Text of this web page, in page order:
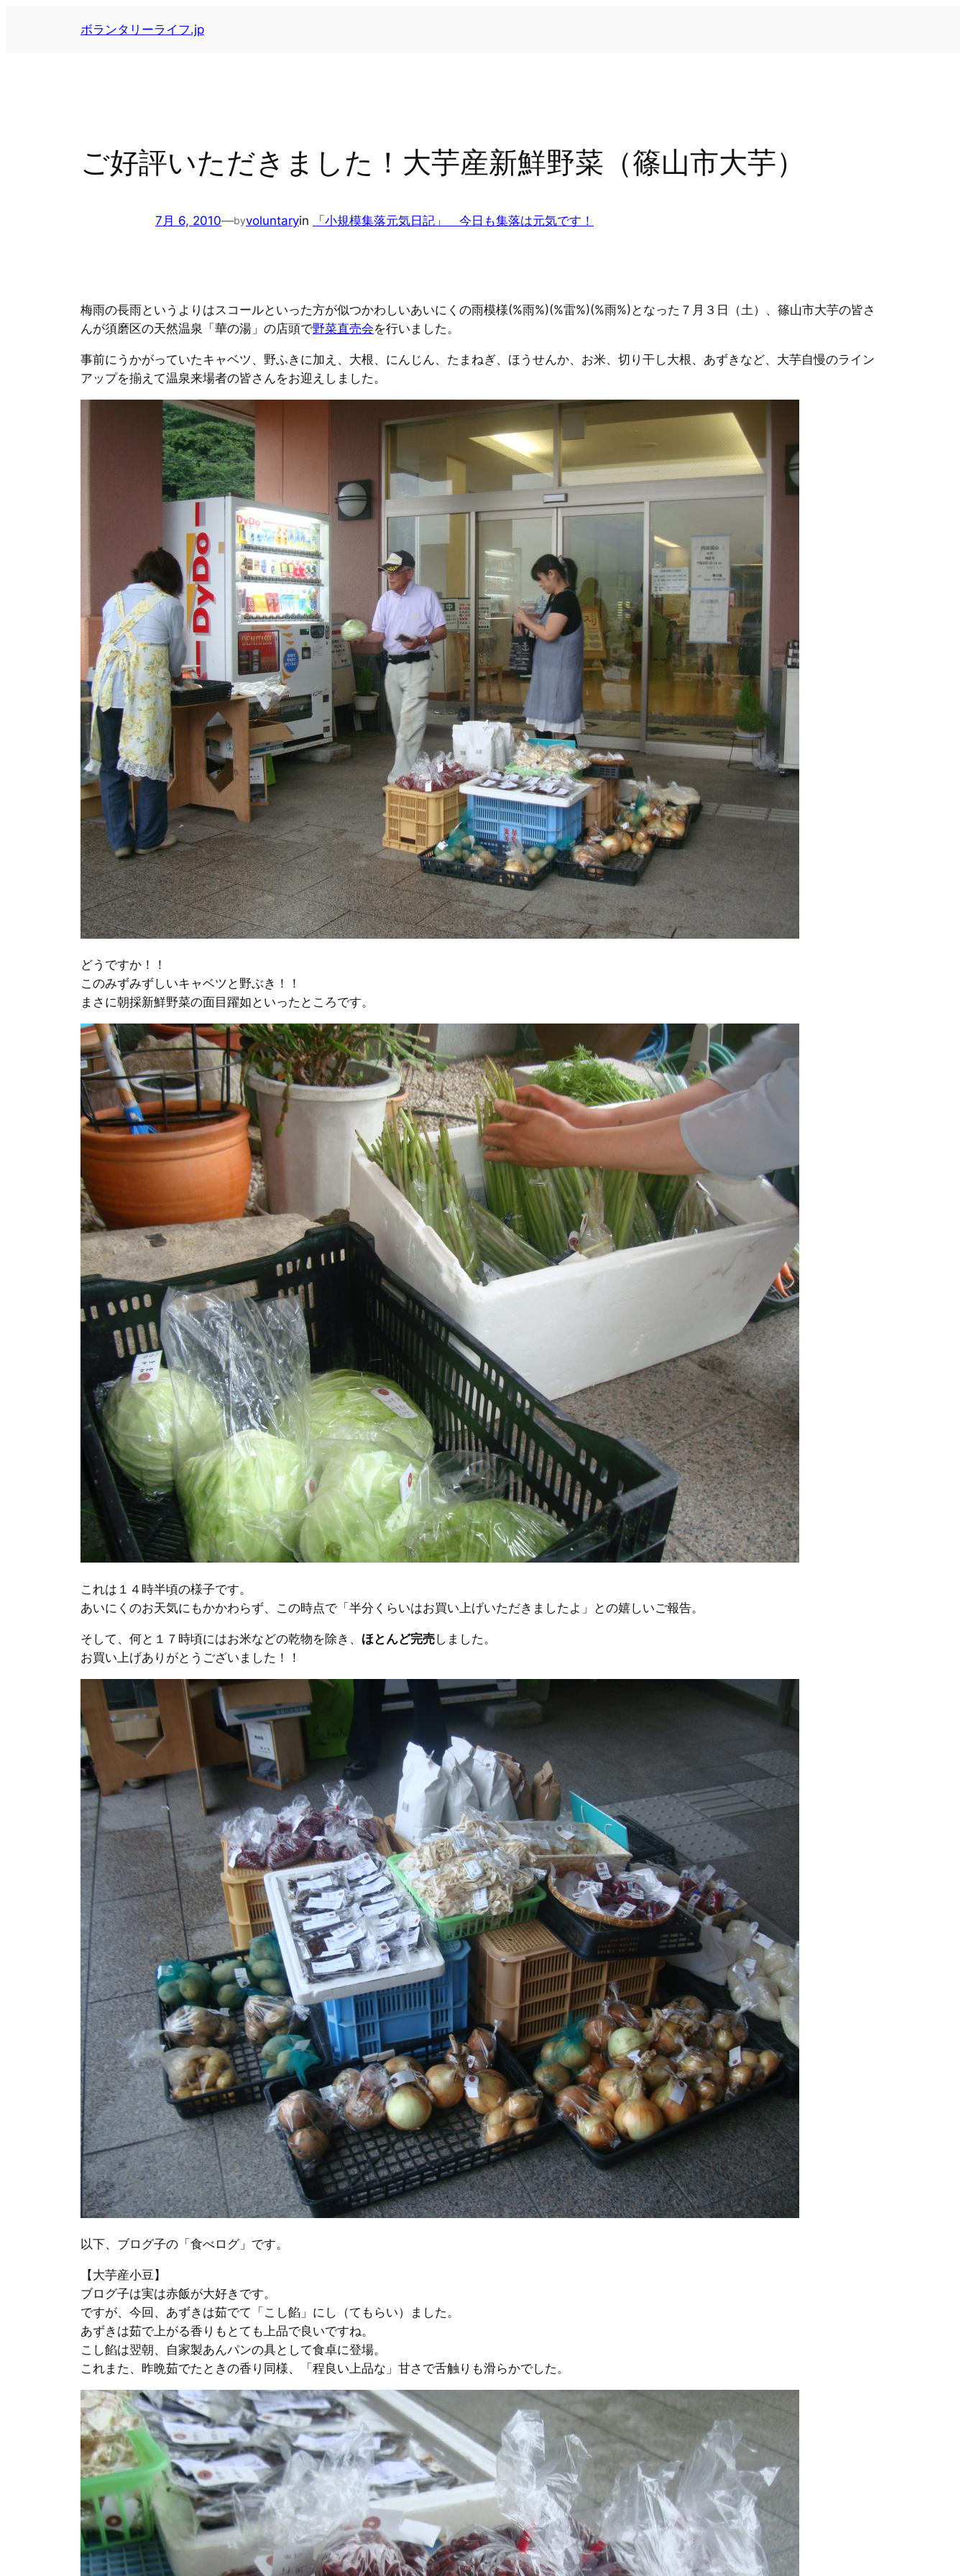
ボランタリーライフ.jp
ご好評いただきました！大芋産新鮮野菜（篠山市大芋）
7月 6, 2010—byvoluntaryin 「小規模集落元気日記」 今日も集落は元気です！
梅雨の長雨というよりはスコールといった方が似つかわしいあいにくの雨模様(%雨%)(%雷%)(%雨%)となった７月３日（土）、篠山市大芋の皆さ
んが須磨区の天然温泉「華の湯」の店頭で野菜直売会を行いました。
事前にうかがっていたキャベツ、野ふきに加え、大根、にんじん、たまねぎ、ほうせんか、お米、切り干し大根、あずきなど、大芋自慢のライン
アップを揃えて温泉来場者の皆さんをお迎えしました。
どうですか！！
このみずみずしいキャベツと野ぶき！！
まさに朝採新鮮野菜の面目躍如といったところです。
これは１４時半頃の様子です。
あいにくのお天気にもかかわらず、この時点で「半分くらいはお買い上げいただきましたよ」との嬉しいご報告。
そして、何と１７時頃にはお米などの乾物を除き、 ほとんど完売しました。
お買い上げありがとうございました！！
以下、ブログ子の「食べログ」です。
【大芋産小豆】
ブログ子は実は赤飯が大好きです。
ですが、今回、あずきは茹でて「こし餡」にし（てもらい）ました。
あずきは茹で上がる香りもとても上品で良いですね。
こし餡は翌朝、自家製あんパンの具として食卓に登場。
これまた、昨晩茹でたときの香り同様、「程良い上品な」甘さで舌触りも滑らかでした。